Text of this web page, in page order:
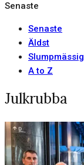
Senaste
Senaste
Äldst
Slumpmässig
A to Z
Julkrubba